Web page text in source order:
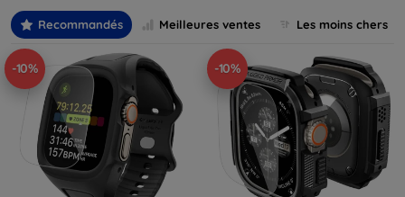
Recommandés Meilleures ventes Les moins chers
-10% -10%